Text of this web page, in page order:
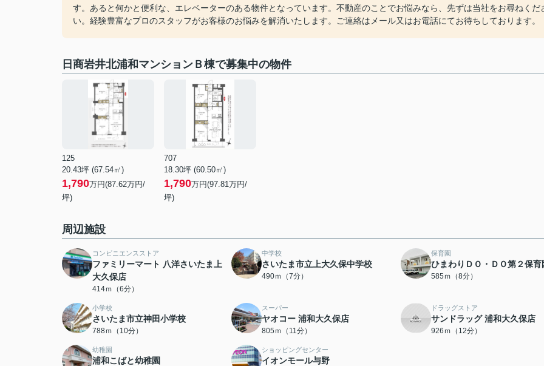
す。あると何かと便利な、エレベーターのある物件となっています。不動産のことでお悩みなら、先ずは当社をお尋ねくだ
い。経験豊富なプロのスタッフがお客様のお悩みを解消いたします。ご連絡はメール又はお電話にてお待ちしております。
日商岩井北浦和マンションＢ棟で募集中の物件
125
20.43坪 (67.54㎡)
1,790万円(87.62万円/
坪)
707
18.30坪 (60.50㎡)
1,790万円(97.81万円/
坪)
周辺施設
コンビニエンスストア
ファミリーマート 八洋さいたま上
大久保店
414ｍ（6分）
中学校
さいたま市立上大久保中学校
490ｍ（7分）
保育園
ひまわりＤＯ・ＤＯ第２保育
585ｍ（8分）
小学校
さいたま市立神田小学校
788ｍ（10分）
スーパー
ヤオコー 浦和大久保店
805ｍ（11分）
ドラッグストア
サンドラッグ 浦和大久保店
926ｍ（12分）
幼稚園
浦和こばと幼稚園
ショッピングセンター
イオンモール与野